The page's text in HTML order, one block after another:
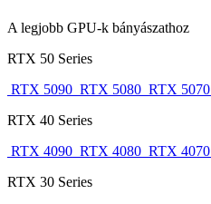
A legjobb GPU-k bányászathoz
RTX 50 Series
RTX 5090 RTX 5080 RTX 5070
RTX 40 Series
RTX 4090 RTX 4080 RTX 4070
RTX 30 Series